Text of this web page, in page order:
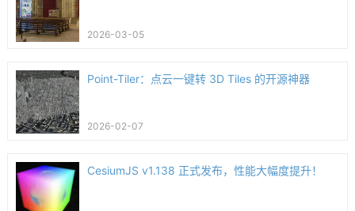
2026-03-05
Point-Tiler：点云一键转 3D Tiles 的开源神器
2026-02-07
CesiumJS v1.138 正式发布，性能大幅度提升！